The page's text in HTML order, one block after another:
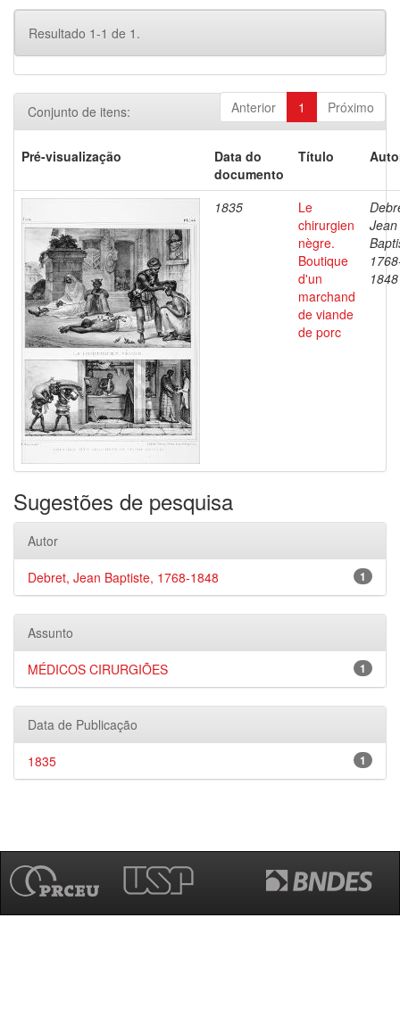
Resultado 1-1 de 1.
Anterior 1 Próximo
Conjunto de itens:
Pré-visualização
Data do
documento
Título
1835
Le
chirurgien
nègre.
Boutique
d'un
marchand
de viande
de porc
Jean
1848
Sugestões de pesquisa
Autor
1
Debret, Jean Baptiste, 1768-1848
Assunto
1
MÉDICOS CIRURGIÕES
Data de Publicação
1
1835